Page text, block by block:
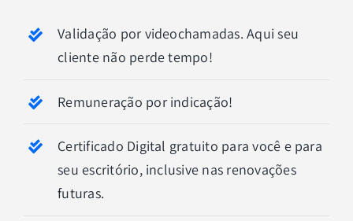
Validação por videochamadas. Aqui seu
cliente não perde tempo!
Remuneração por indicação!
Certificado Digital gratuito para você e para
seu escritório, inclusive nas renovações
futuras.